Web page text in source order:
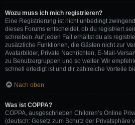
Wozu muss ich mich registrieren?
Eine Registrierung ist nicht unbedingt
dieses Forums entscheidet, ob du registriert
schreiben. Auf jeden Fall erhältst du als
zusätzliche Funktionen, die Gästen nicht zur
Avatarbilder, Private Nachrichten, E-Mail-
zu Benutzergruppen und so weiter. Wir
schnell erledigt ist und dir zahlreiche Vorteile
Nach oben
Was ist COPPA?
COPPA, ausgeschrieben Children’s Online
(deutsch: Gesetz zum Schutz der Privatsphäre